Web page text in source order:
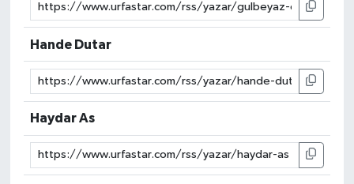
Hande Dutar
Haydar As